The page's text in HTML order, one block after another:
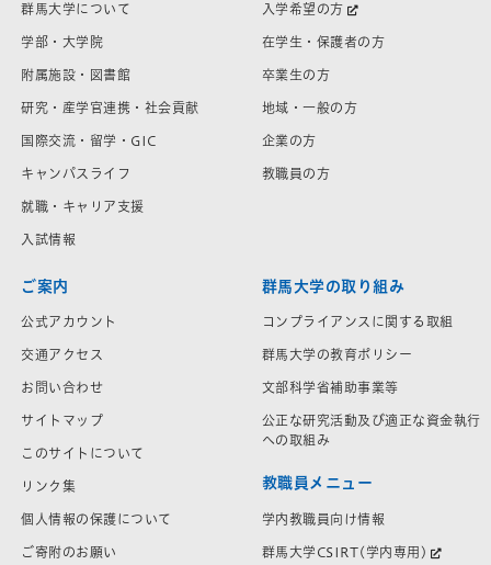
群馬大学について
学部・大学院
附属施設・図書館
研究・産学官連携・社会貢献
国際交流・留学・GIC
キャンパスライフ
就職・キャリア支援
入試情報
入学希望の方
在学生・保護者の方
卒業生の方
地域・一般の方
企業の方
教職員の方
ご案内
公式アカウント
交通アクセス
お問い合わせ
サイトマップ
このサイトについて
リンク集
個人情報の保護について
ご寄附のお願い
群馬大学の取り組み
コンプライアンスに関する取組
群馬大学の教育ポリシー
文部科学省補助事業等
公正な研究活動及び適正な資金執行
への取組み
教職員メニュー
学内教職員向け情報
群馬大学CSIRT(学内専用)